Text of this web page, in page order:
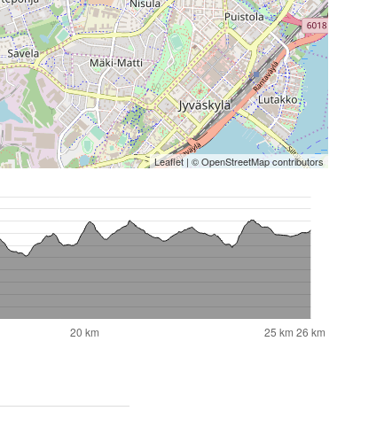
Leaflet| ©OpenStreetMapcontributors